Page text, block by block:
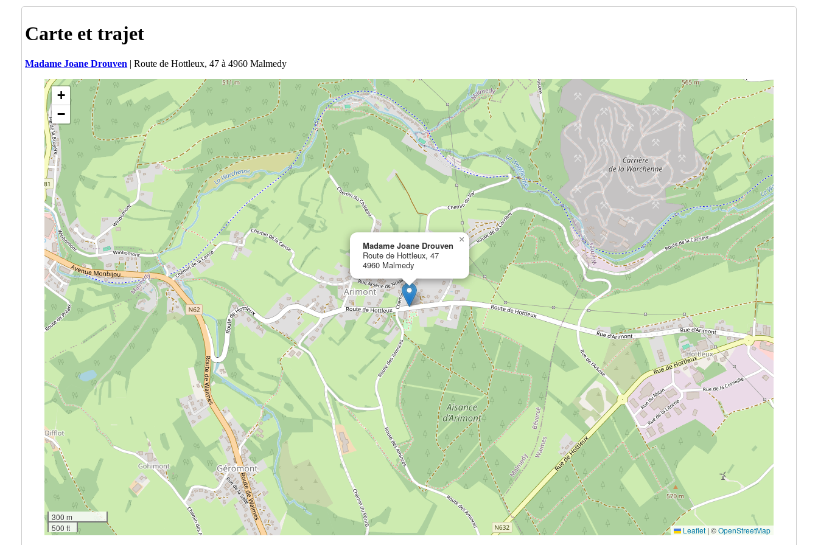
Carte et trajet
Madame Joane Drouven | Route de Hottleux, 47 à 4960 Malmedy
Madame Joane Drouven
Route de Hottleux, 47
4960 Malmedy
×
+
−
300 m
500 ft
Leaflet | ©OpenStreetMap